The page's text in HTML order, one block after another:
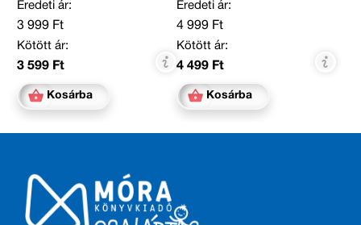
Eredeti ár:
3 999 Ft
Kötött ár:
3 599 Ft
Kosárba
Eredeti ár:
4 999 Ft
Kötött ár:
4 499 Ft
Kosárba